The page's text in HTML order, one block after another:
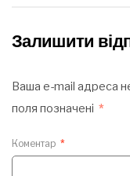
Залишити
Ваша e-mail адреса
поля позначені *
Коментар *